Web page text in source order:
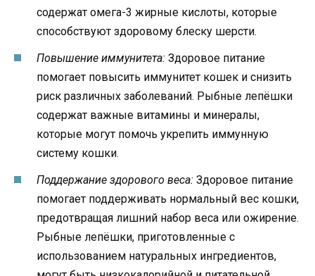
содержат омега-3 жирные кислоты, которые
способствуют здоровому блеску шерсти.
Повышение иммунитета: Здоровое питание
помогает повысить иммунитет кошек и снизить
риск различных заболеваний. Рыбные лепёшки
содержат важные витамины и минералы,
которые могут помочь укрепить иммунную
систему кошки.
Поддержание здорового веса: Здоровое питание
помогает поддерживать нормальный вес кошки,
предотвращая лишний набор веса или ожирение.
Рыбные лепёшки, приготовленные с
использованием натуральных ингредиентов,